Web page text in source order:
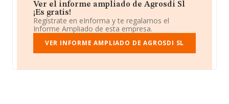
Ver el informe ampliado de Agrosdi Sl
¡Es gratis!
Regístrate en eInforma y te regalamos el
Informe Ampliado de esta empresa.
VER INFORME AMPLIADO DE AGROSDI SL